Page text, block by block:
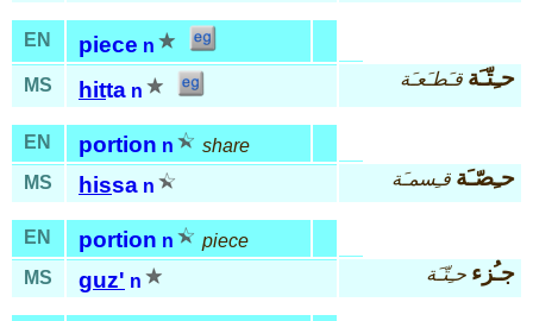
EN piece n
MS
hitta n
حـِتّـَة قـَطـَعـَة
EN portion n
share
MS
hissa n حـِصّـَة قـِسمـَة
EN portion n
piece
MS
guz' n جـُزء حـِتّـَة